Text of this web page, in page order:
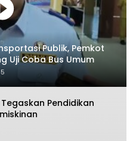
Publik, Pemkot
Uji Coba Bus Umum
Pendidikan